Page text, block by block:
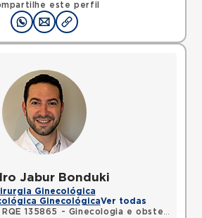
este perfil
Jabur Bonduki
Ginecológica
GinecológicaVer todas
RQE 135865 - Ginecologia e obstetrícia